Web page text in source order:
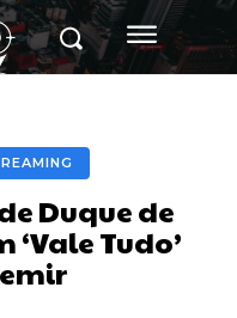
Duque de
‘Vale Tudo’